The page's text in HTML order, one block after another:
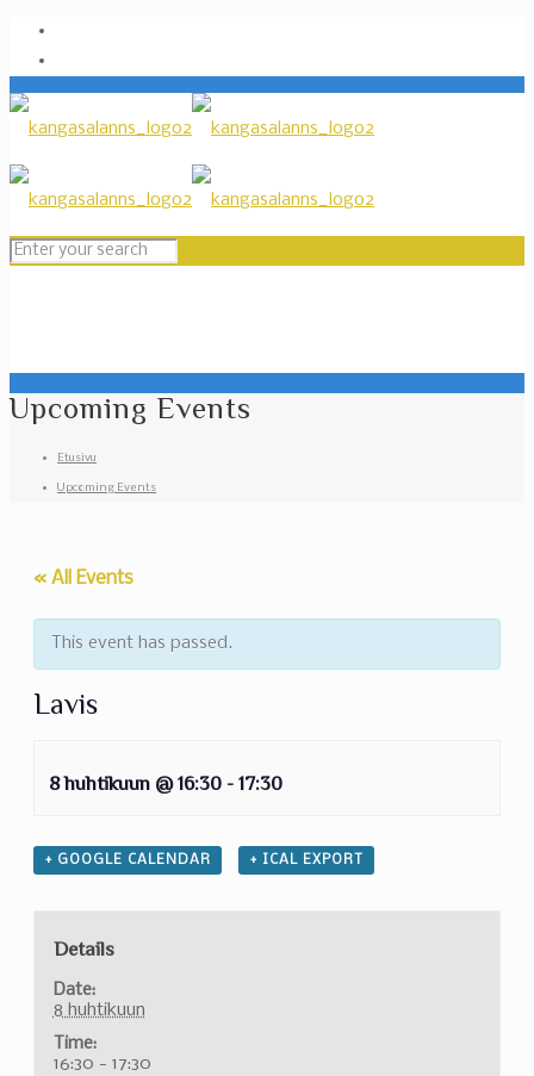
Upcoming Events
Etusivu
Upcoming Events
« All Events
This event has passed.
Lavis
8 huhtikuun @ 16:30 - 17:30
+ GOOGLE CALENDAR + ICAL EXPORT
Details
Date:
8 huhtikuun
Time:
16:30 - 17:30